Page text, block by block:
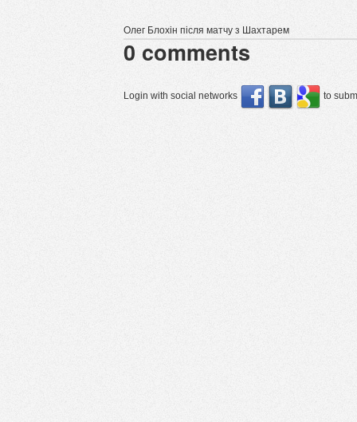
Олег Блохін після матчу з Шахтарем
0 comments
Login with social networks to